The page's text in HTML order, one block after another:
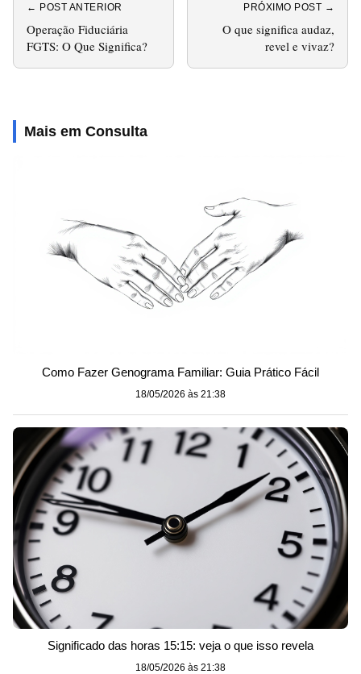
← POST ANTERIOR
Operação Fiduciária
FGTS: O Que Significa?
PRÓXIMO POST →
O que significa audaz,
revel e vivaz?
Mais em Consulta
Como Fazer Genograma Familiar: Guia Prático Fácil
18/05/2026 às 21:38
Significado das horas 15:15: veja o que isso revela
18/05/2026 às 21:38